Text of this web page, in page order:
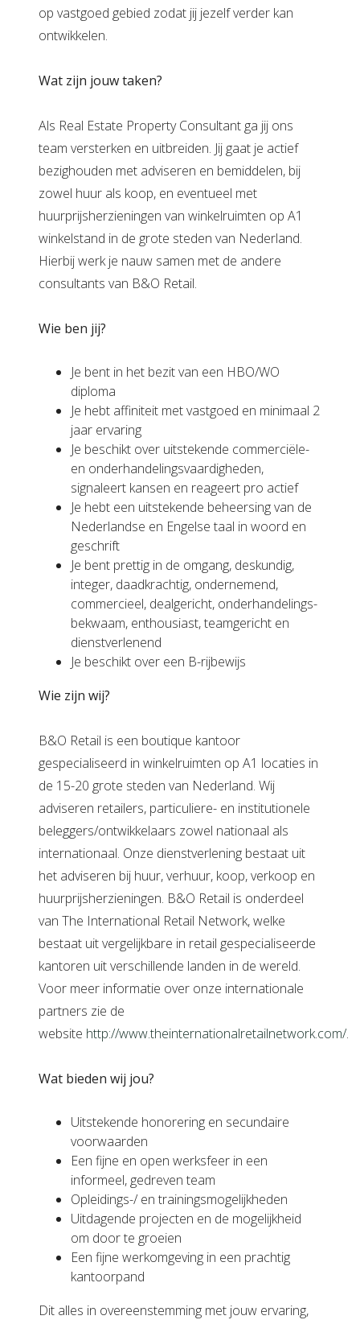
op vastgoed gebied zodat jij jezelf verder kan
ontwikkelen.
Wat zijn jouw taken?
Als Real Estate Property Consultant ga jij ons
team versterken en uitbreiden. Jij gaat je actief
bezighouden met adviseren en bemiddelen, bij
zowel huur als koop, en eventueel met
huurprijsherzieningen van winkelruimten op A1
winkelstand in de grote steden van Nederland.
Hierbij werk je nauw samen met de andere
consultants van B&O Retail.
Wie ben jij?
Je bent in het bezit van een HBO/WO
diploma
Je hebt affiniteit met vastgoed en minimaal 2
jaar ervaring
Je beschikt over uitstekende commerciële-
en onderhandelingsvaardigheden,
signaleert kansen en reageert pro actief
Je hebt een uitstekende beheersing van de
Nederlandse en Engelse taal in woord en
geschrift
Je bent prettig in de omgang, deskundig,
integer, daadkrachtig, ondernemend,
commercieel, dealgericht, onderhandelings-
bekwaam, enthousiast, teamgericht en
dienstverlenend
Je beschikt over een B-rijbewijs
Wie zijn wij?
B&O Retail is een boutique kantoor
gespecialiseerd in winkelruimten op A1 locaties in
de 15-20 grote steden van Nederland. Wij
adviseren retailers, particuliere- en institutionele
beleggers/ontwikkelaars zowel nationaal als
internationaal. Onze dienstverlening bestaat uit
het adviseren bij huur, verhuur, koop, verkoop en
huurprijsherzieningen. B&O Retail is onderdeel
van The International Retail Network, welke
bestaat uit vergelijkbare in retail gespecialiseerde
kantoren uit verschillende landen in de wereld.
Voor meer informatie over onze internationale
partners zie de
website http://www.theinternationalretailnetwork.com/.
Wat bieden wij jou?
Uitstekende honorering en secundaire
voorwaarden
Een fijne en open werksfeer in een
informeel, gedreven team
Opleidings-/ en trainingsmogelijkheden
Uitdagende projecten en de mogelijkheid
om door te groeien
Een fijne werkomgeving in een prachtig
kantoorpand
Dit alles in overeenstemming met jouw ervaring,